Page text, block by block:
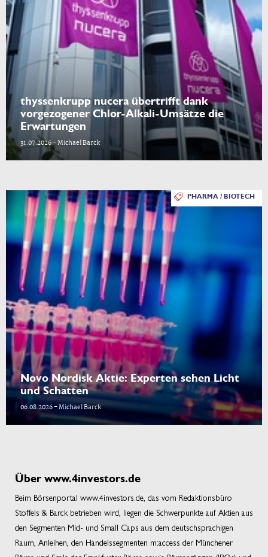
thyssenkrupp nucera übertrifft dank
vorgezogener Chlor-Alkali-Umsätze die
Erwartungen
31.07.2026 - Michael Barck
PHARMA / BIOTECH
Novo Nordisk Aktie: Experten sehen Licht
und Schatten
06.08.2026 - Michael Barck
Über www.4investors.de
Beim Börsenportal www.4investors.de, das vom Redaktionsbüro
Stoffels & Barck betrieben wird, liegen die Schwerpunkte auf Aktien aus
den Segmenten Mid- und Small Caps aus dem deutschsprachigen
Raum, Anleihen, den Handelssegmenten m:access der Münchener